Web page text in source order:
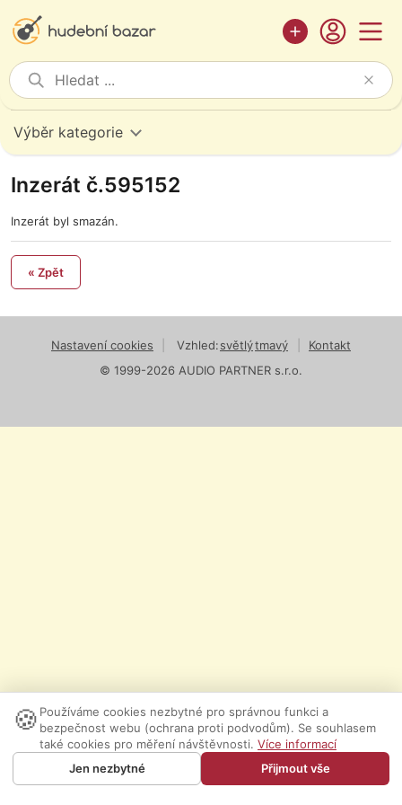
Výběr kategorie
Inzerát č.595152
Inzerát byl smazán.
« Zpět
Nastavení cookies Vzhled:světlýtmavý
Kontakt
© 1999-2026 AUDIO PARTNER s.r.o.
🍪 Používáme cookies nezbytné pro správnou funkci a
bezpečnost webu (ochrana proti podvodům). Se souhlasem
také cookies pro měření návštěvnosti. Více informací
Jen nezbytné
Přijmout vše